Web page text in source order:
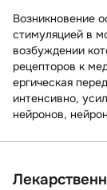
Возникновение
стимуляцией в
возбуждении
рецепторов к
ергическая
интенсивно,
нейронов,